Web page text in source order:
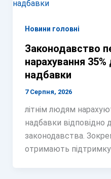
Новини головні
Законодавство
нарахування
надбавки
7 Серпня, 2026
літнім людям
надбавки відповідно
законодавства.
отримають підтримку